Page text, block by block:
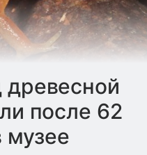
после 62
музее